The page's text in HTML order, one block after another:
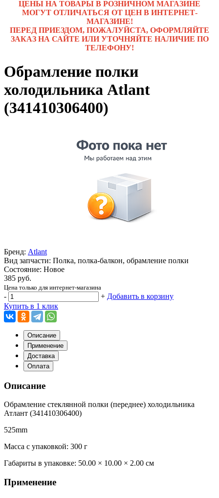
ЦЕНЫ НА ТОВАРЫ В РОЗНИЧНОМ МАГАЗИНЕ
МОГУТ ОТЛИЧАТЬСЯ ОТ ЦЕН В ИНТЕРНЕТ-
МАГАЗИНЕ!
ПЕРЕД ПРИЕЗДОМ, ПОЖАЛУЙСТА, ОФОРМЛЯЙТЕ
ЗАКАЗ НА САЙТЕ ИЛИ УТОЧНЯЙТЕ НАЛИЧИЕ ПО
ТЕЛЕФОНУ!
Обрамление полки
холодильника Atlant
(341410306400)
Бренд: Atlant
Вид запчасти: Полка, полка-балкон, обрамление полки
Состояние: Новое
385 руб.
Цена только для интернет-магазина
- + Добавить в корзину
Купить в 1 клик
Описание
Применение
Доставка
Оплата
Описание
Обрамление стеклянной полки (переднее) холодильника
Атлант (341410306400)
525mm
Масса с упаковкой: 300 г
Габариты в упаковке: 50.00 × 10.00 × 2.00 см
Применение